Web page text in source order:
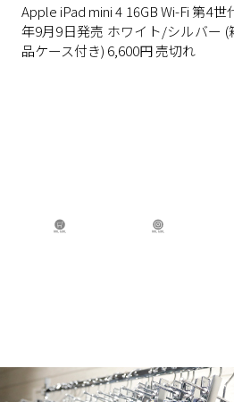
Apple iPad mini 4 16GB Wi-Fi 第4世
年9月9日発売 ホワイト/シルバー (
品ケース付き) 6,600円 売切れ
BBL GIRL Store